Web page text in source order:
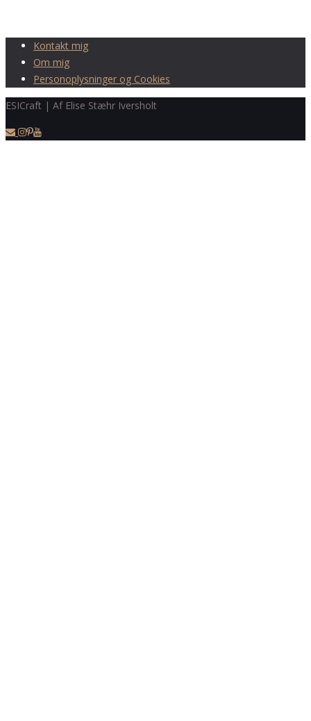
Kontakt mig
Om mig
Personoplysninger og Cookies
ESICraft | Af Elise Stæhr Iversholt